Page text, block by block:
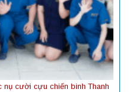
nụ cười cựu chiến binh Thanh